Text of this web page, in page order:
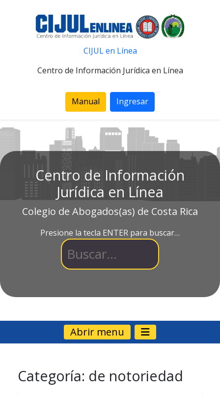
CIJUL en Línea
Centro de Información Jurídica en Línea
Manual Ingresar
Centro de Información
Jurídica en Línea
Colegio de Abogados(as) de Costa Rica
Presione la tecla ENTER para buscar…
Abrir menu
Categoría: de notoriedad